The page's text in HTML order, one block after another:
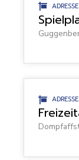
ADRESSE
ADRESSE